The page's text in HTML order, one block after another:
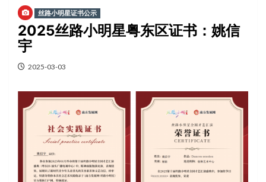
丝路小明星证书公示
2025丝路小明星粤东区证书：姚信
宇
2025-03-03